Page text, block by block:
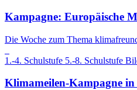
Kampagne: Europäische
Die Woche zum Thema
1.-4. Schulstufe 5.-8. Schulstufe
Klimameilen-Kampagne